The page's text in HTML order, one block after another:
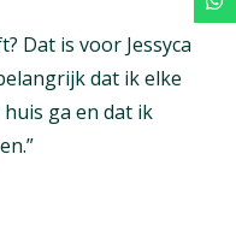
Dat is voor Jessyca
dat ik elke
ga en dat ik